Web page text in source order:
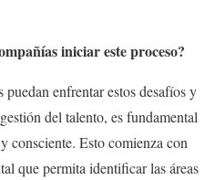
iniciar este proceso?
puedan enfrentar estos desafíos y
del talento, es fundamental
consciente. Esto comienza con
que permita identificar las áreas